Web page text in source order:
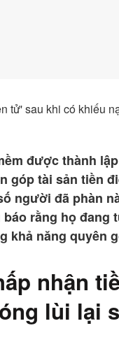
được thành
góp tài sản tiền
người đã phàn
rằng họ đang
khả năng quyên
nhận
lùi lại